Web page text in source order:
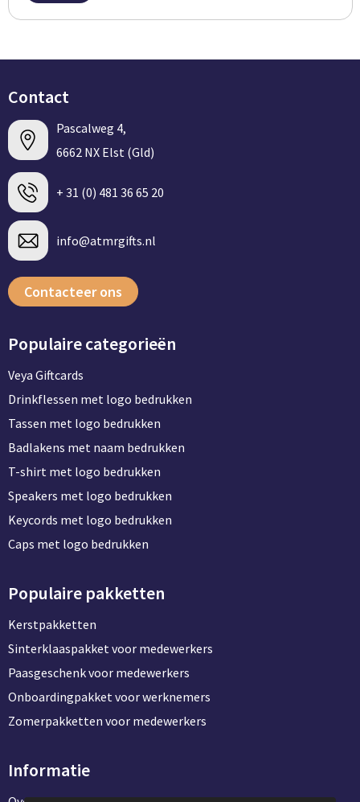
Contact
Pascalweg 4,
6662 NX Elst (Gld)
+ 31 (0) 481 36 65 20
info@atmrgifts.nl
Contacteer ons
Populaire categorieën
Veya Giftcards
Drinkflessen met logo bedrukken
Tassen met logo bedrukken
Badlakens met naam bedrukken
T-shirt met logo bedrukken
Speakers met logo bedrukken
Keycords met logo bedrukken
Caps met logo bedrukken
Populaire pakketten
Kerstpakketten
Sinterklaaspakket voor medewerkers
Paasgeschenk voor medewerkers
Onboardingpakket voor werknemers
Zomerpakketten voor medewerkers
Informatie